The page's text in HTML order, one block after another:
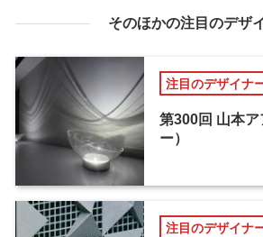
そのほかの注目のデザ
注目のデザイナ
第300回 山本
ー）
注目のデザイナ